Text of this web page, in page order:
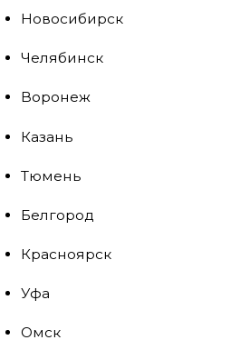
Новосибирск
Челябинск
Воронеж
Казань
Тюмень
Белгород
Красноярск
Уфа
Омск